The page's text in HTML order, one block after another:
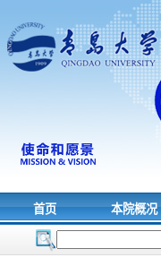
首页 本院概况